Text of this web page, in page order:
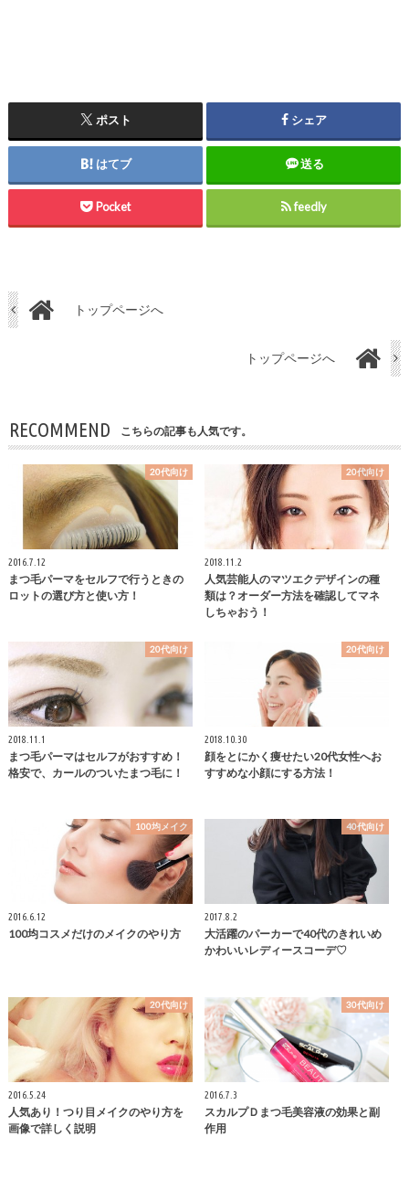
ポスト シェア
はてブ 送る
Pocket feedly
トップページへ
トップページへ
RECOMMEND こちらの記事も人気です。
20代向け
2016.7.12
まつ毛パーマをセルフで行うときの
ロットの選び方と使い方！
20代向け
2018.11.2
人気芸能人のマツエクデザインの種
類は？オーダー方法を確認してマネ
しちゃおう！
20代向け
2018.11.1
まつ毛パーマはセルフがおすすめ！
格安で、カールのついたまつ毛に！
20代向け
2018.10.30
顔をとにかく痩せたい20代女性へお
すすめな小顔にする方法！
100均メイク
2016.6.12
100均コスメだけのメイクのやり方
40代向け
2017.8.2
大活躍のパーカーで40代のきれいめ
かわいいレディースコーデ♡
20代向け
2016.5.24
人気あり！つり目メイクのやり方を
画像で詳しく説明
30代向け
2016.7.3
スカルプＤまつ毛美容液の効果と副
作用